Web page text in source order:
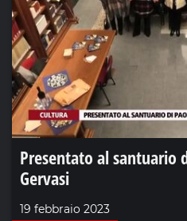
Presentato al santuario
Gervasi
19 febbraio 2023